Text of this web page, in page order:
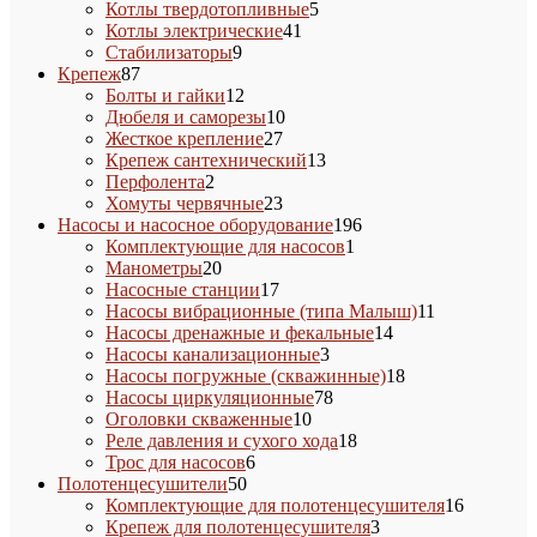
Котлы твердотопливные55
Котлы электрические41
Стабилизаторы99
Крепеж8787
товаров
Болты и гайки12
товаров
Дюбеля и саморезы1010
Жесткое крепление2727
товаров
Крепеж сантехнический1313
Перфолента2
товара
Хомуты червячные2323
товара
Насосы и насосное оборудование196196
Комплектующие для насосов1
Манометры2020
товаров
Насосные станции1717
товаров
Насосы вибрационные (типа Малыш)11
Насосы дренажные и фекальные1414
Насосы канализационные33
товара
Насосы погружные (скважинные)1818
Насосы циркуляционные7878
Оголовки скваженные1010
товаров
Реле давления и сухого хода1818
Трос для насосов66
Полотенцесушители5050
товаров
Комплектующие для полотенцесушителя1616
Крепеж для полотенцесушителя33